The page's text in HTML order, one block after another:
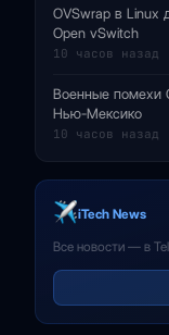
OVSwrap в Linux
Open vSwitch
10 часов назад
Военные помехи
Нью-Мексико
10 часов назад
iTech News
Все новости — в